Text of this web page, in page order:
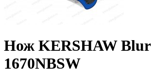
Нож KERSHAW Blur
1670NBSW